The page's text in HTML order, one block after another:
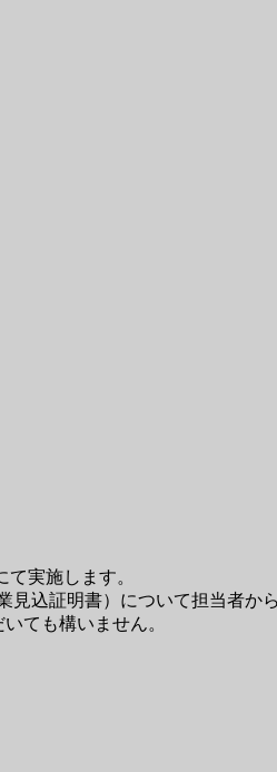
実施します。
込証明書）について担当者か
ても構いません。